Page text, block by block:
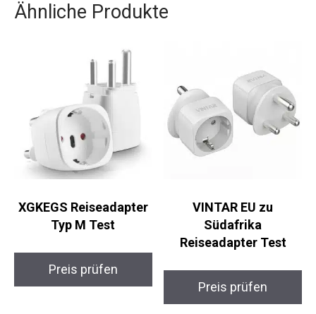
Ähnliche Produkte
XGKEGS Reiseadapter
Typ M Test
Preis prüfen
VINTAR EU zu
Südafrika
Reiseadapter Test
Preis prüfen